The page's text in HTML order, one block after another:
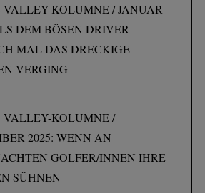
VALLEY-KOLUMNE / JANUAR
DEM BÖSEN DRIVER
MAL DAS DRECKIGE
VERGING
VALLEY-KOLUMNE /
2025: WENN AN
GOLFER/INNEN IHRE
SÜHNEN